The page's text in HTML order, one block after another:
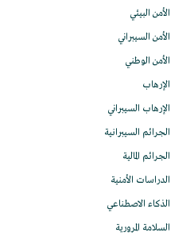
الأمن البيئي
الأمن السيبراني
الأمن الوطني
الإرهاب
الإرهاب السيبراني
الجرائم السيبرانية
الجرائم المالية
الدراسات الأمنية
الذكاء الاصطناعي
السلامة المرورية